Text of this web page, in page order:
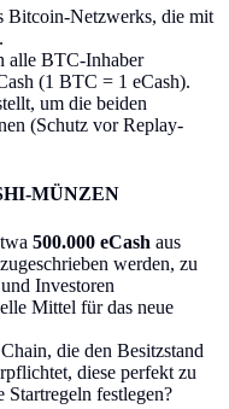
Bitcoin-Netzwerks, die mit
alle BTC-Inhaber
(1 BTC = 1 eCash).
um die beiden
(Schutz vor Replay-
MÜNZEN
500.000 eCash aus
werden, zu
Investoren
Mittel für das neue
die den Besitzstand
diese perfekt zu
Startregeln festlegen?